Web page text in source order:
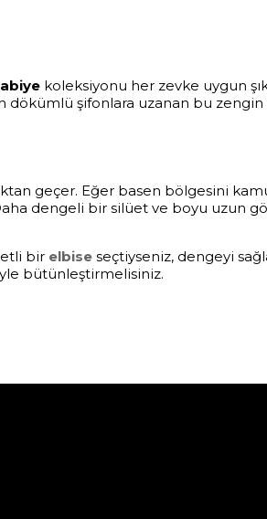
abiye koleksiyonu her zevke uygun
dökümlü şifonlara uzanan bu
geçer. Eğer basen bölgesini
dengeli bir silüet ve boyu uzun
bir elbise seçtiyseniz, dengeyi
bütünleştirmelisiniz.